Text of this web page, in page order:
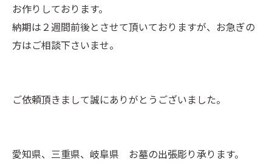
お作りしております。
納期は２週間前後とさせて頂いておりますが、お急ぎの
方はご相談下さいませ。
ご依頼頂きまして誠にありがとうございました。
愛知県、三重県、岐阜県 お墓の出張彫り承ります。